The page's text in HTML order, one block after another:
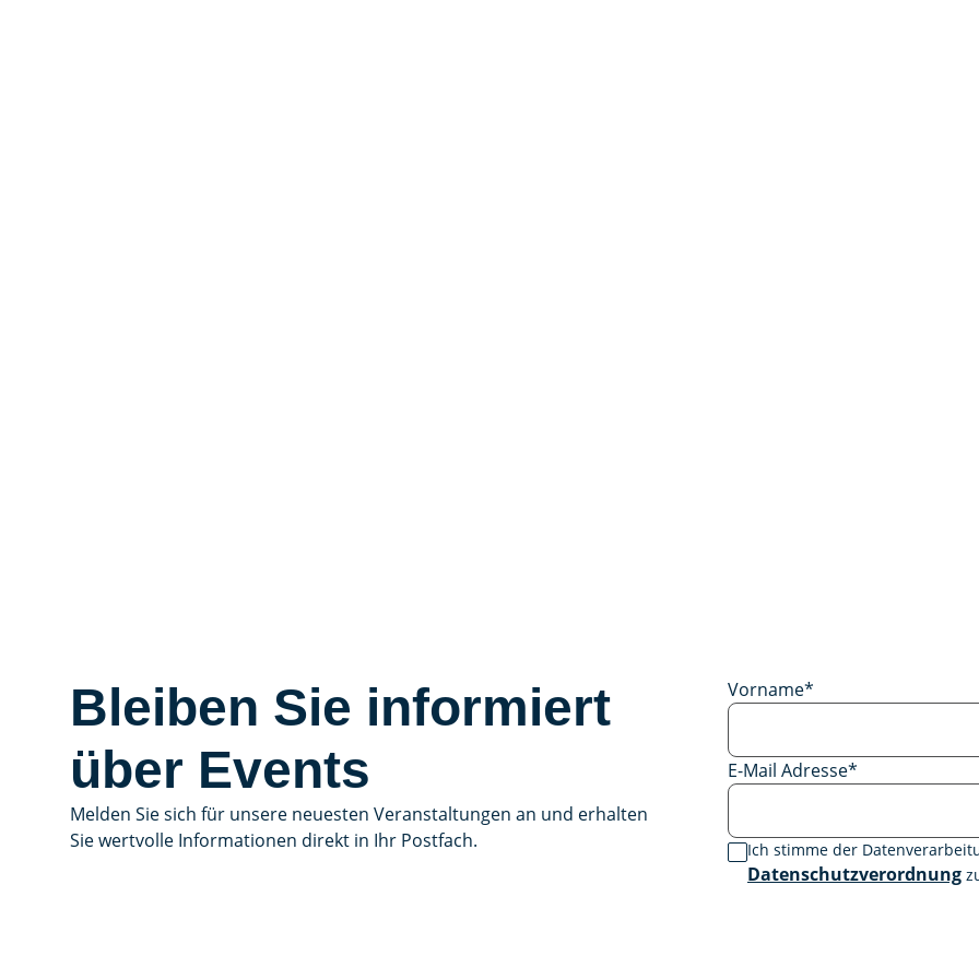
Bleiben Sie informiert
über Events
Melden Sie sich für unsere neuesten Veranstaltungen an und erhalten
Sie wertvolle Informationen direkt in Ihr Postfach.
Vorname*
E-Mail Adresse*
Ich stimme der
Datenschutzverordnung